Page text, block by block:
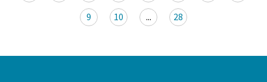
9
10 ... 28